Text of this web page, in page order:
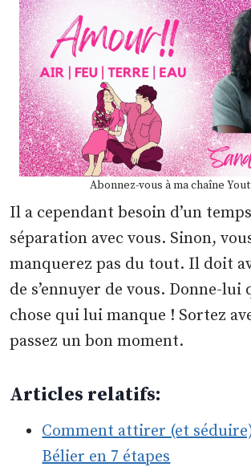
Abonnez-vous à ma chaîne
Il a cependant besoin d’un
séparation avec vous. Sinon,
manquerez pas du tout. Il doit
de s’ennuyer de vous. Donne-lui
chose qui lui manque ! Sortez
passez un bon moment.
Articles relatifs:
Comment attirer (et
Bélier en 7 étapes